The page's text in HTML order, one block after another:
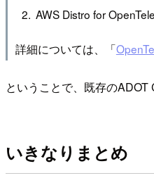
AWS Distro for
詳細については、「
ということで、既存のADOT
いきなりまとめ